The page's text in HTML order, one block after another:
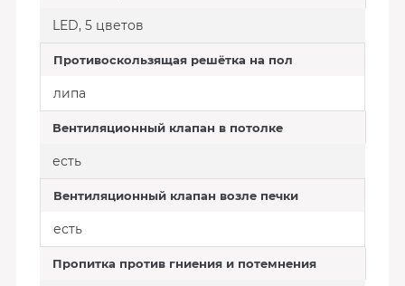
LED, 5 цветов
Противоскользящая решётка на пол
липа
Вентиляционный клапан в потолке
есть
Вентиляционный клапан возле печки
есть
Пропитка против гниения и потемнения